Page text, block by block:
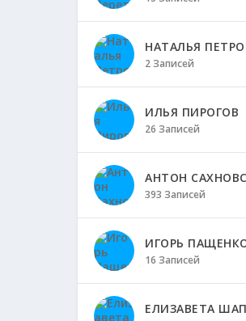
НАТАЛЬЯ
2 Записей
ИЛЬЯ ПИРОГОВ
26 Записей
АНТОН
393 Записей
ИГОРЬ
16 Записей
ЕЛИЗАВЕТА